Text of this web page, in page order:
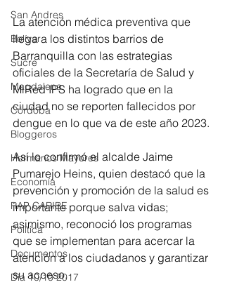
San Andres
Bolívar
Sucre
Magdalena
Córdoba
Bloggeros
Hermanos Mayores
Economía
RAP CARIBE
Política
Documentos
Día 10/10 2017
La atención médica preventiva que
llega a los distintos barrios de
Barranquilla con las estrategias
oficiales de la Secretaría de Salud y
MiRed IPS ha logrado que en la
ciudad no se reporten fallecidos por
dengue en lo que va de este año 2023.
Así lo confirmó el alcalde Jaime
Pumarejo Heins, quien destacó que la
prevención y promoción de la salud es
importante porque salva vidas;
asimismo, reconoció los programas
que se implementan para acercar la
atención a los ciudadanos y garantizar
su acceso.